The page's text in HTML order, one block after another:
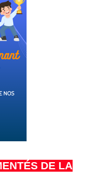
DE LA